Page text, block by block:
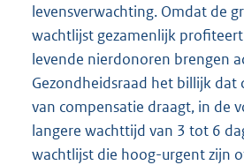
levensverwachting. Omdat de
wachtlijst gezamenlijk
levende nierdonoren brengen
Gezondheidsraad het billijk dat
van compensatie draagt, in de
langere wachttijd van 3 tot 6
wachtlijst die hoog-urgent zijn